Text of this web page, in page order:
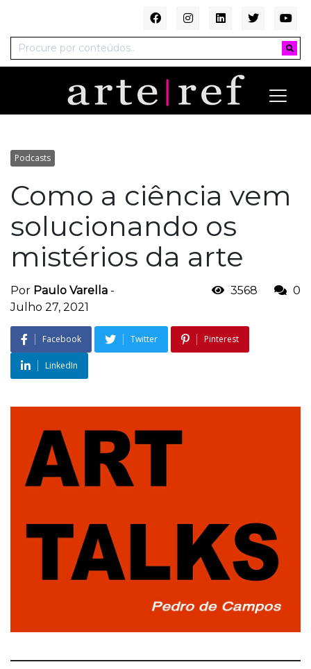
Podcasts
Como a ciência vem
solucionando os
mistérios da arte
Por Paulo Varella -
Julho 27, 2021
3568 0
Facebook Twitter Pinterest
LinkedIn